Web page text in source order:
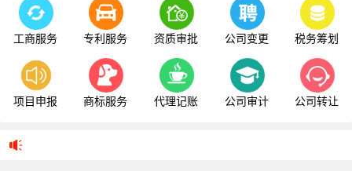
工商服务 专利服务 资质审批 公司变更 税务筹划
项目申报 商标服务 代理记账 公司审计 公司转让